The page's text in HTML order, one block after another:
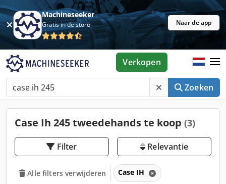
Machineseeker
Gratis in de store Naar de app
Zoeken
Verkopen
Case Ih 245 tweedehands te koop (3)
Filter Relevantie
Alle filters verwijderen Case IH